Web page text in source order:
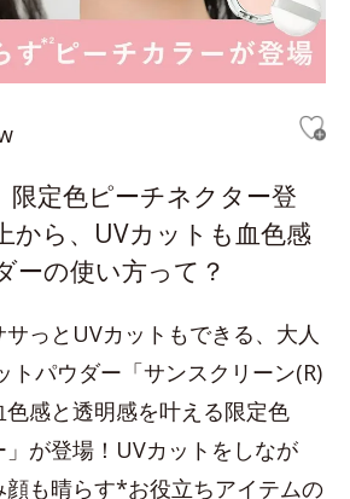
限定色ピーチネクター登
から、UVカットも血色感
ーの使い方って？
っとUVカットもできる、大人
トパウダー「サンスクリーン(R)
感と透明感を叶える限定色
」が登場！UVカットをしなが
顔も晴らす*お役立ちアイテムの